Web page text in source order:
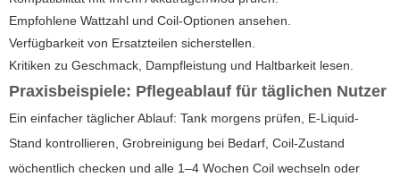
Empfohlene Wattzahl und Coil-Optionen ansehen.
Verfügbarkeit von Ersatzteilen sicherstellen.
Kritiken zu Geschmack, Dampfleistung und Haltbarkeit lesen.
Praxisbeispiele: Pflegeablauf für täglichen Nutzer
Ein einfacher täglicher Ablauf: Tank morgens prüfen, E-Liquid-
Stand kontrollieren, Grobreinigung bei Bedarf, Coil-Zustand
wöchentlich checken und alle 1–4 Wochen Coil wechseln oder